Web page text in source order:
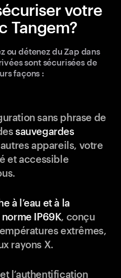
votre
Tangem?
ou détenez du Zap dans
sont sécurisées de
façons :
sans phrase de
sauvegardes
appareils, votre
et accessible
à l’eau et à la
IP69K, conçu
extrêmes,
rayons X.
l’authentification